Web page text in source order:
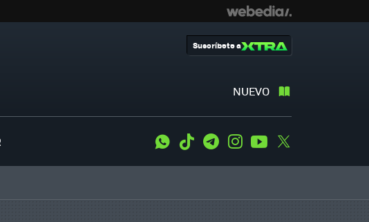
NUEVO
Suscríbete a
WhatsApp
Tiktok TelegramInstagramYoutube